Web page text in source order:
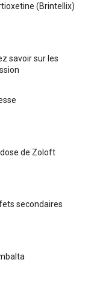
(Brintellix)
savoir sur les
de Zoloft
secondaires